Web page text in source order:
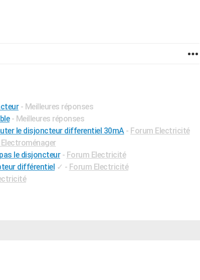
- Meilleures réponses
- Meilleures réponses
le disjoncteur differentiel 30mA - Forum Electricité
le disjoncteur - Forum Electricité
différentiel ✓ - Forum Electricité